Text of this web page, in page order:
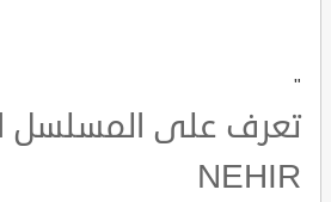
"
تعرف على المسلسل
NEHIR